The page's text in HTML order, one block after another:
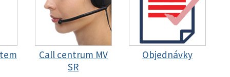
Call centrum MV
SR
Objednávky